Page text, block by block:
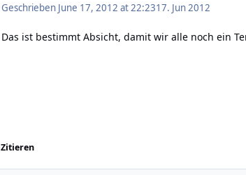
Geschrieben June 17, 2012 at 22:2317. Jun 2012
Das ist bestimmt Absicht, damit wir alle noch ein
Zitieren